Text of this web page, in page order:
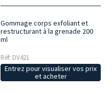
Gommage corps exfoliant et
restructurant à la grenade 200
ml
Réf: DV421
Entrez pour visualiser vos prix
et acheter